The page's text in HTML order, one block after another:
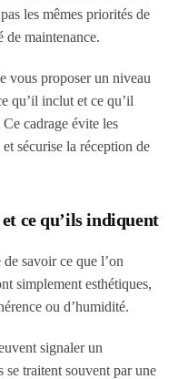
les mêmes priorités de
de maintenance.
vous proposer un niveau
qu’il inclut et ce qu’il
cadrage évite les
sécurise la réception de
ce qu’ils indiquent
savoir ce que l’on
simplement esthétiques,
ou d’humidité.
signaler un
traitent souvent par une